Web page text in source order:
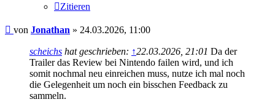
Zitieren
Beitrag
von Jonathan » 24.03.2026, 11:00
scheichs hat geschrieben: ↑22.03.2026, 21:01 Da der
Trailer das Review bei Nintendo failen wird, und ich
somit nochmal neu einreichen muss, nutze ich mal noch
die Gelegenheit um noch ein bisschen Feedback zu
sammeln.